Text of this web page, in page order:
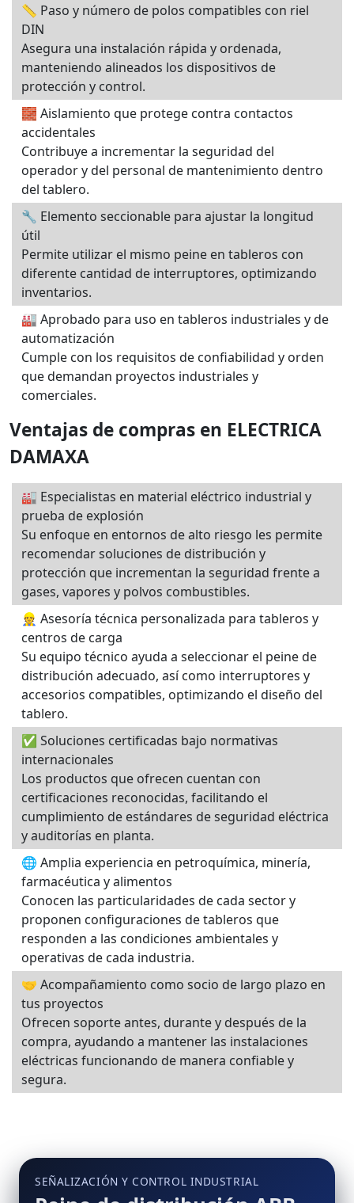
📏 Paso y número de polos compatibles con riel
DIN
Asegura una instalación rápida y ordenada,
manteniendo alineados los dispositivos de
protección y control.
🧱 Aislamiento que protege contra contactos
accidentales
Contribuye a incrementar la seguridad del
operador y del personal de mantenimiento dentro
del tablero.
🔧 Elemento seccionable para ajustar la longitud
útil
Permite utilizar el mismo peine en tableros con
diferente cantidad de interruptores, optimizando
inventarios.
🏭 Aprobado para uso en tableros industriales y de
automatización
Cumple con los requisitos de confiabilidad y orden
que demandan proyectos industriales y
comerciales.
Ventajas de compras en ELECTRICA
DAMAXA
🏭 Especialistas en material eléctrico industrial y
prueba de explosión
Su enfoque en entornos de alto riesgo les permite
recomendar soluciones de distribución y
protección que incrementan la seguridad frente a
gases, vapores y polvos combustibles.
👷 Asesoría técnica personalizada para tableros y
centros de carga
Su equipo técnico ayuda a seleccionar el peine de
distribución adecuado, así como interruptores y
accesorios compatibles, optimizando el diseño del
tablero.
✅ Soluciones certificadas bajo normativas
internacionales
Los productos que ofrecen cuentan con
certificaciones reconocidas, facilitando el
cumplimiento de estándares de seguridad eléctrica
y auditorías en planta.
🌐 Amplia experiencia en petroquímica, minería,
farmacéutica y alimentos
Conocen las particularidades de cada sector y
proponen configuraciones de tableros que
responden a las condiciones ambientales y
operativas de cada industria.
🤝 Acompañamiento como socio de largo plazo en
tus proyectos
Ofrecen soporte antes, durante y después de la
compra, ayudando a mantener las instalaciones
eléctricas funcionando de manera confiable y
segura.
SEÑALIZACIÓN Y CONTROL INDUSTRIAL